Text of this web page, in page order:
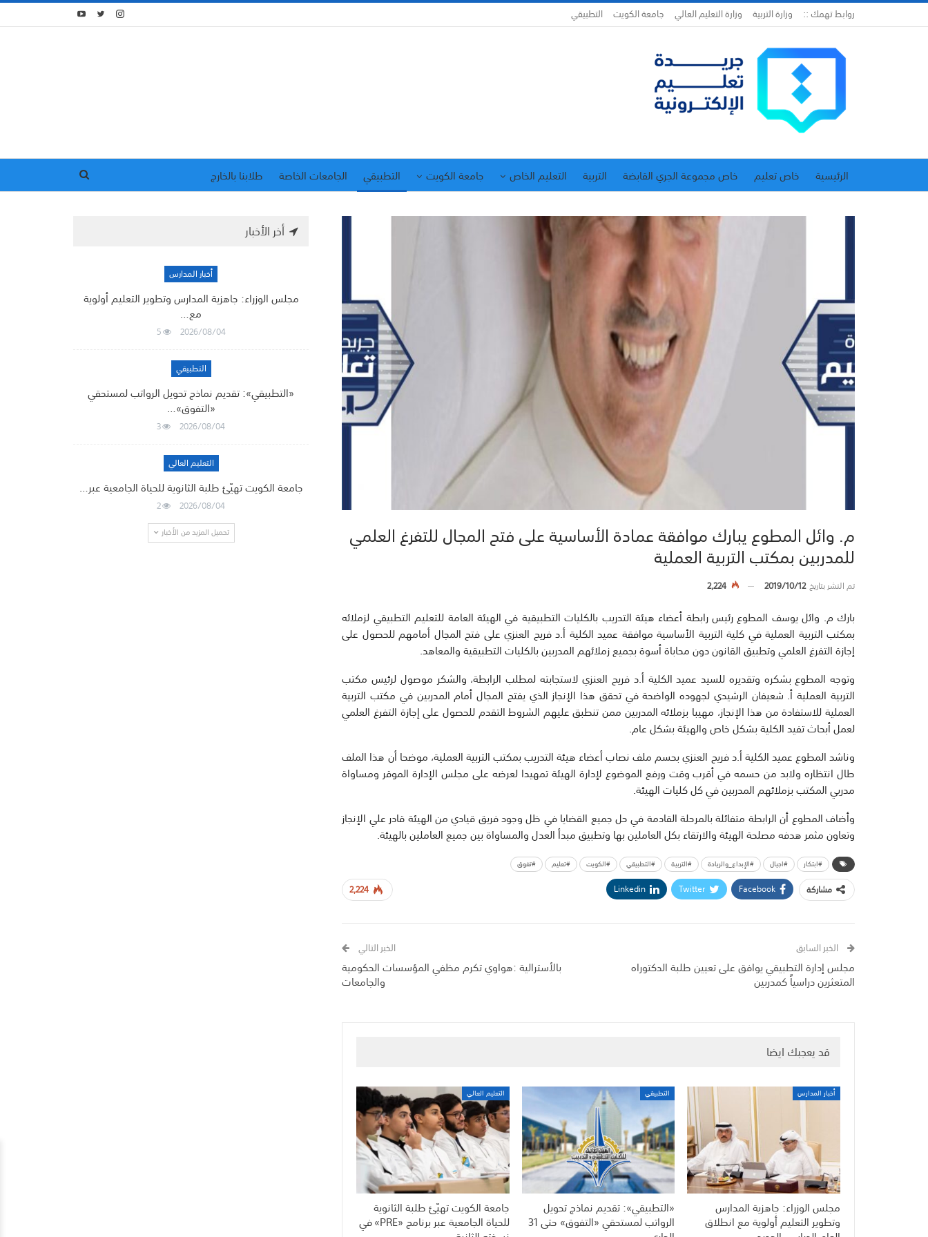
روابط تهمك :: وزارة التربية وزارة التعليم العالي جامعة الكويت التطبيقي
الرئيسية خاص تعليم خاص مجموعة الجري القابضة التربية التعليم الخاص جامعة الكويت التطبيقي الجامعات الخاصة
طلابنا بالخارج
م. وائل المطوع يبارك موافقة عمادة الأساسية على فتح المجال للتفرغ العلمي
للمدربين بمكتب التربية العملية
تم النشر بتاريخ2019/10/12
2,224
بارك م. وائل يوسف المطوع رئيس رابطة أعضاء هيئة التدريب بالكليات التطبيقية في الهيئة العامة للتعليم التطبيقي لزملائه
بمكتب التربية العملية في كلية التربية الأساسية موافقة عميد الكلية أ.د فريح العنزي على فتح المجال أمامهم للحصول على
إجازة التفرغ العلمي وتطبيق القانون دون محاباة أسوة بجميع زملائهم المدربين بالكليات التطبيقية والمعاهد.
وتوجه المطوع بشكره وتقديره للسيد عميد الكلية أ.د فريح العنزي لاستجابته لمطلب الرابطة، والشكر موصول لرئيس مكتب
التربية العملية أ. شعيفان الرشيدي لجهوده الواضحة في تحقق هذا الإنجاز الذي يفتح المجال أمام المدربين في مكتب التربية
العملية للاستفادة من هذا الإنجاز، مهيبا بزملائه المدربين ممن تنطبق عليهم الشروط التقدم للحصول على إجازة التفرغ العلمي
لعمل أبحاث تفيد الكلية بشكل خاص والهيئة بشكل عام.
وناشد المطوع عميد الكلية أ.د فريح العنزي بحسم ملف نصاب أعضاء هيئة التدريب بمكتب التربية العملية، موضحا أن هذا الملف
طال انتظاره ولابد من حسمه في أقرب وقت ورفع الموضوع لإدارة الهيئة تمهيدا لعرضه على مجلس الإدارة الموقر ومساواة
مدربي المكتب بزملائهم المدربين في كل كليات الهيئة.
وأضاف المطوع أن الرابطة متفائلة بالمرحلة القادمة في حل جميع القضايا في ظل وجود فريق قيادي من الهيئة قادر علي الإنجاز
وتعاون مثمر هدفه مصلحة الهيئة والارتقاء بكل العاملين بها وتطبيق مبدأ العدل والمساواة بين جميع العاملين بالهيئة.
#ابتكار #اجيال #الإبداع_والريادة #التربية #التطبيقي #الكويت #تعليم #تفوق
2,224 مشاركة Facebook
Twitter
Linkedin
الخبر السابق
مجلس إدارة التطبيقي يوافق على تعيين طلبة الدكتوراه
المتعثرين دراسياً كمدربين
الخبر التالي
بالأسترالية :هواوي تكرم مظفي المؤسسات الحكومية
والجامعات
قد يعجبك ايضا
أخبار المدارس
مجلس الوزراء: جاهزية المدارس
وتطوير التعليم أولوية مع انطلاق
التطبيقي
«التطبيقي»: تقديم نماذج تحويل
الرواتب لمستحقي «التفوق» حتى 31
التعليم العالي
جامعة الكويت تهيّئ طلبة الثانوية
للحياة الجامعية عبر برنامج «PRE» في
أخر الأخبار
أخبار المدارس
مجلس الوزراء: جاهزية المدارس وتطوير التعليم أولوية
مع…
2026/08/04
5
التطبيقي
«التطبيقي»: تقديم نماذج تحويل الرواتب لمستحقي
«التفوق»…
2026/08/04
3
التعليم العالي
جامعة الكويت تهيّئ طلبة الثانوية للحياة الجامعية عبر…
2026/08/04
2
تحميل المزيد من الأخبار